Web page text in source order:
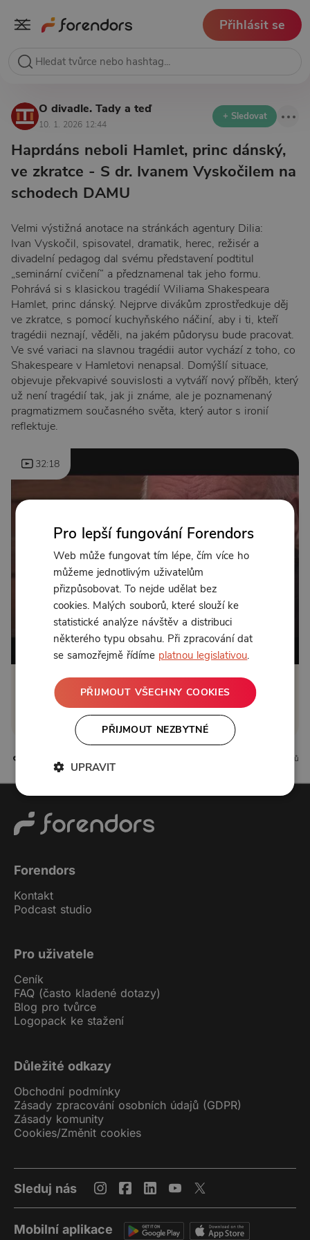
Přihlásit se
O divadle. Tady a teď
10. 1. 2026 12:44
+ Sledovat
Haprdáns neboli Hamlet, princ dánský,
ve zkratce - S dr. Ivanem Vyskočilem na
schodech DAMU
Velmi výstižná anotace na stránkách agentury Dilia:
Ivan Vyskočil, spisovatel, dramatik, herec, režisér a
divadelní pedagog dal svému představení podtitul
„seminární cvičení“ a předznamenal tak jeho formu.
Pohrává si s klasickou tragédií Wiliama Shakespeara
Hamlet, princ dánský. Nejprve divákům zprostředkuje děj
ve zkratce, s pomocí kuchyňského náčiní, aby i ti, kteří
tragédii neznají, věděli, na jakém půdorysu bude pracovat.
Ve své variaci na slavnou tragédii autor vychází z toho, co
Shakespeare v Hamletovi nenapsal. Domýšlí situace,
objevuje překvapivé souvislosti a vytváří nový příběh, který
už není tragédií tak, jak ji známe, ale je poznamenaný
pragmatizmem současného světa, který autor s ironií
reflektuje.
32:18
Od 75 Kč měsíčně
Klikněte pro odemčení
nebo sepřihlaste
0 komentářů
Forendors
Kontakt
Podcast studio
Pro uživatele
Ceník
FAQ (často kladené dotazy)
Blog pro tvůrce
Logopack ke stažení
Důležité odkazy
Obchodní podmínky
Zásady zpracování osobních údajů (GDPR)
Zásady komunity
Cookies/Změnit cookies
Sleduj nás
Mobilní aplikace
Pro lepší fungování Forendors
Web může fungovat tím lépe, čím více ho
můžeme jednotlivým uživatelům
přizpůsobovat. To nejde udělat bez
cookies. Malých souborů, které slouží ke
statistické analýze návštěv a distribuci
některého typu obsahu. Při zpracování dat
se samozřejmě řídíme platnou legislativou.
PŘIJMOUT VŠECHNY COOKIES
PŘIJMOUT NEZBYTNÉ
UPRAVIT